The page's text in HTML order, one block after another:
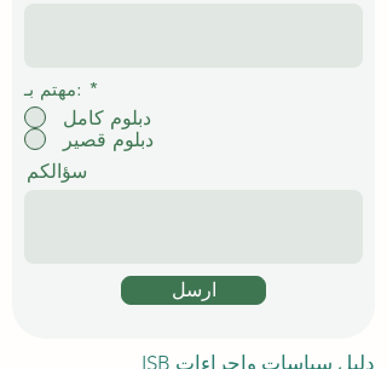
مهتم بـ: *
دبلوم كامل
دبلوم قصير
سؤالكم
ارسل
دليل سياسات وإجراءات ISB